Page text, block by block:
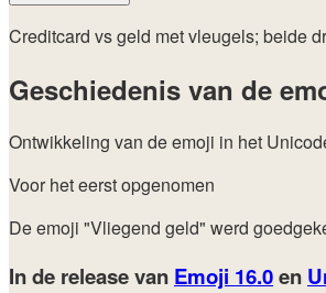
Creditcard vs geld met vleugels; beide
Geschiedenis van de
Ontwikkeling van de emoji in het
Voor het eerst opgenomen
De emoji "Vliegend geld" werd
In de release van Emoji 16.0en